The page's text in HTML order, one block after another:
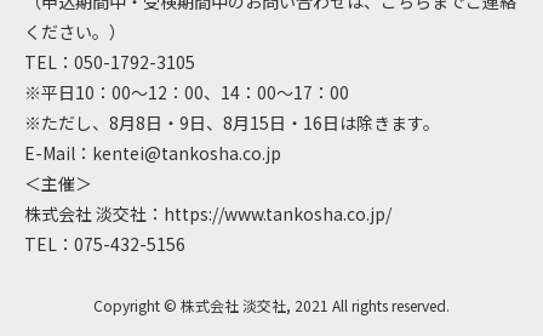
ください。）
TEL：050-1792-3105
※平日10：00～12：00、14：00～17：00
※ただし、8月8日・9日、8月15日・16日は除きます。
E-Mail： kentei@tankosha.co.jp
＜主催＞
株式会社 淡交社： https://www.tankosha.co.jp/
TEL：075-432-5156
Copyright © 株式会社 淡交社, 2021 All rights reserved.